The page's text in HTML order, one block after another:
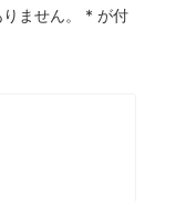
ません。 * が付